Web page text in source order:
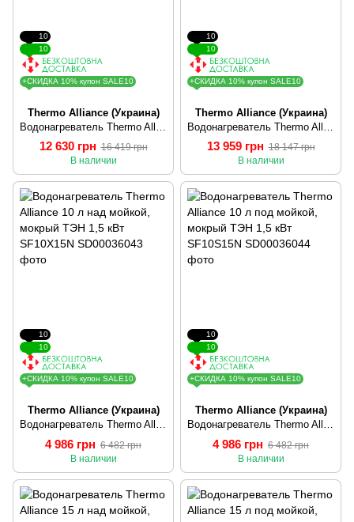
10
10
+СКИДКА 10% купон SALE10
Thermo Alliance (Украина)
12 630 грн 16 419 грн
В наличии
10
10
+СКИДКА 10% купон SALE10
Thermo Alliance (Украина)
13 959 грн 18 147 грн
В наличии
10
10
+СКИДКА 10% купон SALE10
Thermo Alliance (Украина)
Водонагреватель Thermo Alliance 10 л над мойкой, мокрый ТЭН 1,5 кВт SF10X15N
4 986 грн 6 482 грн
В наличии
10
10
+СКИДКА 10% купон SALE10
Thermo Alliance (Украина)
Водонагреватель Thermo Alliance 10 л под мойкой, мокрый ТЭН 1,5 кВт SF10S15N
4 986 грн 6 482 грн
В наличии